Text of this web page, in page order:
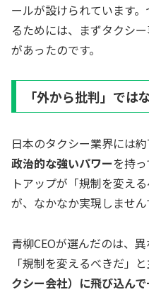
ールが設けられています
るためには、まずタクシ
があったのです。
「外から批判」では
日本のタクシー業界には
政治的な強いパワーを持
トアップが「規制を変え
が、なかなか実現しません
青柳CEOが選んだのは、
「規制を変えるべきだ」
クシー会社）に飛び込んで